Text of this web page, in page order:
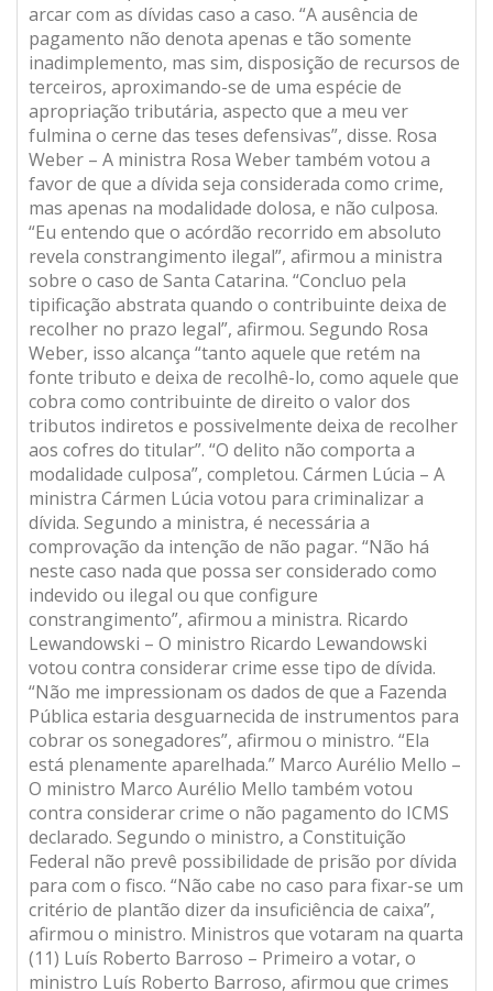
arcar com as dívidas caso a caso. “A ausência de
pagamento não denota apenas e tão somente
inadimplemento, mas sim, disposição de recursos de
terceiros, aproximando-se de uma espécie de
apropriação tributária, aspecto que a meu ver
fulmina o cerne das teses defensivas”, disse. Rosa
Weber – A ministra Rosa Weber também votou a
favor de que a dívida seja considerada como crime,
mas apenas na modalidade dolosa, e não culposa.
“Eu entendo que o acórdão recorrido em absoluto
revela constrangimento ilegal”, afirmou a ministra
sobre o caso de Santa Catarina. “Concluo pela
tipificação abstrata quando o contribuinte deixa de
recolher no prazo legal”, afirmou. Segundo Rosa
Weber, isso alcança “tanto aquele que retém na
fonte tributo e deixa de recolhê-lo, como aquele que
cobra como contribuinte de direito o valor dos
tributos indiretos e possivelmente deixa de recolher
aos cofres do titular”. “O delito não comporta a
modalidade culposa”, completou. Cármen Lúcia – A
ministra Cármen Lúcia votou para criminalizar a
dívida. Segundo a ministra, é necessária a
comprovação da intenção de não pagar. “Não há
neste caso nada que possa ser considerado como
indevido ou ilegal ou que configure
constrangimento”, afirmou a ministra. Ricardo
Lewandowski – O ministro Ricardo Lewandowski
votou contra considerar crime esse tipo de dívida.
“Não me impressionam os dados de que a Fazenda
Pública estaria desguarnecida de instrumentos para
cobrar os sonegadores”, afirmou o ministro. “Ela
está plenamente aparelhada.” Marco Aurélio Mello –
O ministro Marco Aurélio Mello também votou
contra considerar crime o não pagamento do ICMS
declarado. Segundo o ministro, a Constituição
Federal não prevê possibilidade de prisão por dívida
para com o fisco. “Não cabe no caso para fixar-se um
critério de plantão dizer da insuficiência de caixa”,
afirmou o ministro. Ministros que votaram na quarta
(11) Luís Roberto Barroso – Primeiro a votar, o
ministro Luís Roberto Barroso, afirmou que crimes